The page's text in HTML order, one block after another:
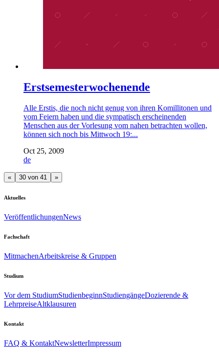
Erstsemesterwochenende
Alle Erstis, die noch nicht genug von ihren Komillitonen und
vom Feiern haben und die sympatisch erscheinenden
Menschen aus der Vorlesung vom nahen betrachten wollen,
können sich noch bis Mittwoch 19:...
Oct 25, 2009
de
« 30 von 41 »
Aktuelles
VeröffentlichungenNews
Fachschaft
MitmachenArbeitskreise & Gruppen
Studium
Vor dem StudiumStudienbeginnStudiengängeDozierende &
LehrpreiseAltklausuren
Kontakt
FAQ & KontaktNewsletterImpressum